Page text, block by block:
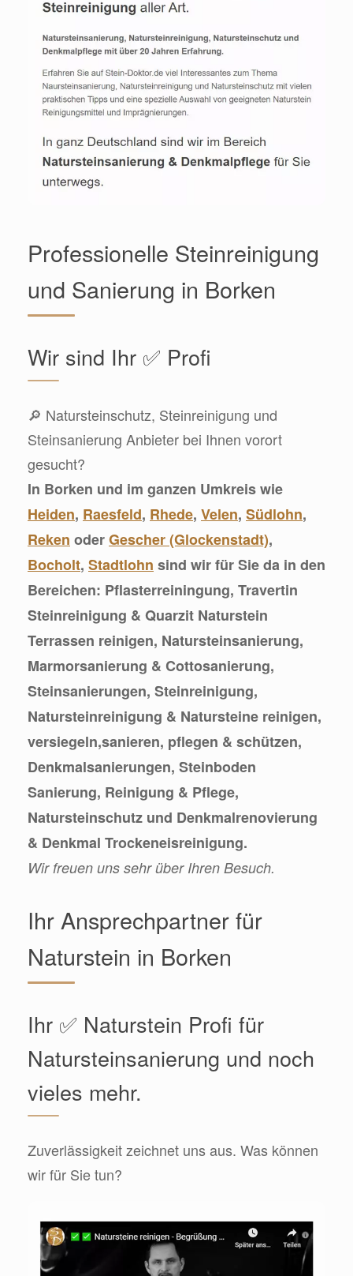
Professionelle Steinreinigung
und Sanierung in Borken
Wir sind Ihr ✅ Profi
🔎 Natursteinschutz, Steinreinigung und
Steinsanierung Anbieter bei Ihnen vorort
gesucht?
In Borken und im ganzen Umkreis wie
Heiden, Raesfeld, Rhede, Velen, Südlohn,
Reken oderGescher (Glockenstadt),
Bocholt, Stadtlohn sind wir für Sie da in den
Bereichen: Pflasterreiningung, Travertin
Steinreinigung & Quarzit Naturstein
Terrassen reinigen, Natursteinsanierung,
Marmorsanierung & Cottosanierung,
Steinsanierungen, Steinreinigung,
Natursteinreinigung & Natursteine reinigen,
versiegeln,sanieren, pflegen & schützen,
Denkmalsanierungen, Steinboden
Sanierung, Reinigung & Pflege,
Natursteinschutz und Denkmalrenovierung
& Denkmal Trockeneisreinigung.
Wir freuen uns sehr über Ihren Besuch.
Ihr Ansprechpartner für
Naturstein in Borken
Ihr ✅ Naturstein Profi für
Natursteinsanierung und noch
vieles mehr.
Zuverlässigkeit zeichnet uns aus. Was können
wir für Sie tun?